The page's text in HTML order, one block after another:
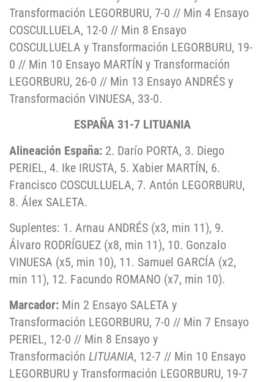
Transformación LEGORBURU, 7-0 // Min 4 Ensayo
COSCULLUELA, 12-0 // Min 8 Ensayo
COSCULLUELA y Transformación LEGORBURU, 19-
0 // Min 10 Ensayo MARTÍN y Transformación
LEGORBURU, 26-0 // Min 13 Ensayo ANDRÉS y
Transformación VINUESA, 33-0.
ESPAÑA 31-7 LITUANIA
Alineación España: 2. Darío PORTA, 3. Diego
PERIEL, 4. Ike IRUSTA, 5. Xabier MARTÍN, 6.
Francisco COSCULLUELA, 7. Antón LEGORBURU,
8. Álex SALETA.
Suplentes: 1. Arnau ANDRÉS (x3, min 11), 9.
Álvaro RODRÍGUEZ (x8, min 11), 10. Gonzalo
VINUESA (x5, min 10), 11. Samuel GARCÍA (x2,
min 11), 12. Facundo ROMANO (x7, min 10).
Marcador: Min 2 Ensayo SALETA y
Transformación LEGORBURU, 7-0 // Min 7 Ensayo
PERIEL, 12-0 // Min 8 Ensayo y
Transformación LITUANIA, 12-7 // Min 10 Ensayo
LEGORBURU y Transformación LEGORBURU, 19-7